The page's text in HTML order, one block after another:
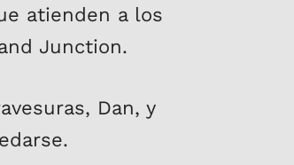
atienden a los
Junction.
Dan, y